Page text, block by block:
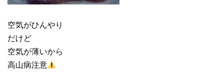
空気がひんやり
だけど
空気が薄いから
高山病注意